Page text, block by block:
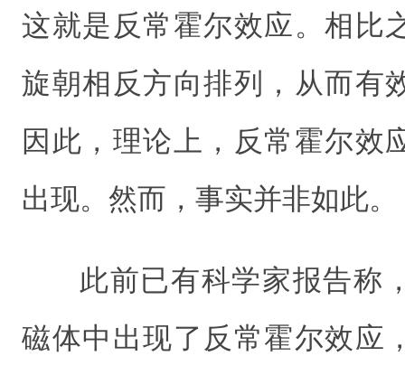
这就是反常霍尔效应。相比
旋朝相反方向排列，从而有
因此，理论上，反常霍尔效
出现。然而，事实并非如此。
此前已有科学家报告称
磁体中出现了反常霍尔效应